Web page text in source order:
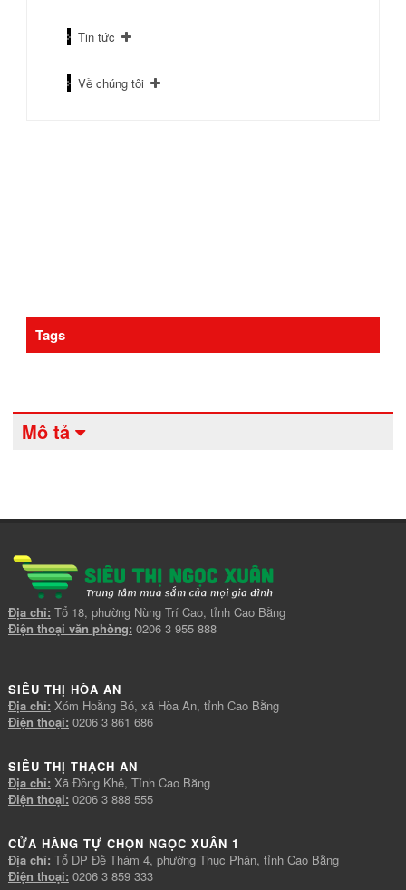
Tin tức
Về chúng tôi
Tags
Mô tả
Địa chỉ: Tổ 18, phường Nùng Trí Cao, tỉnh Cao Bằng
Điện thoại văn phòng: 0206 3 955 888
SIÊU THỊ HÒA AN
Địa chỉ: Xóm Hoằng Bó, xã Hòa An, tỉnh Cao Bằng
Điện thoại: 0206 3 861 686
SIÊU THỊ THẠCH AN
Địa chỉ: Xã Đông Khê, Tỉnh Cao Bằng
Điện thoại: 0206 3 888 555
CỬA HÀNG TỰ CHỌN NGỌC XUÂN 1
Địa chỉ: Tổ DP Đề Thám 4, phường Thục Phán, tỉnh Cao Bằng
Điện thoại: 0206 3 859 333